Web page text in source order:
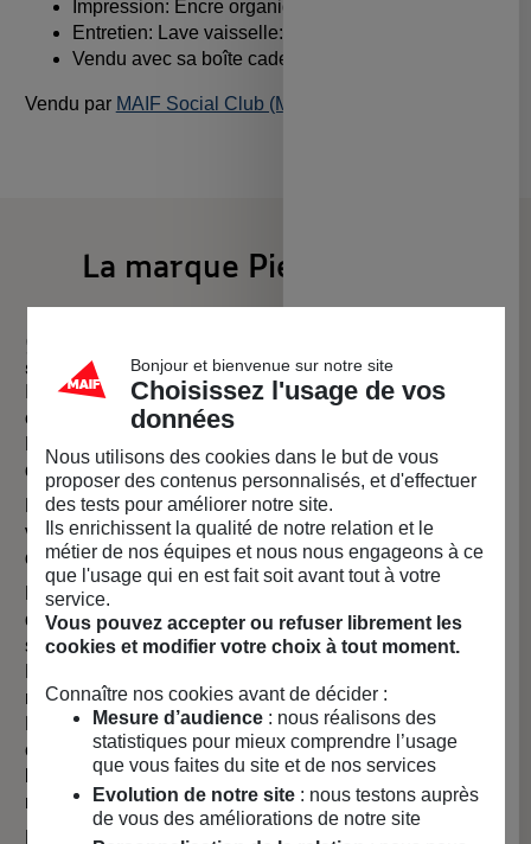
Impression: Encre organique
Entretien: Lave vaisselle: Ok - Micro-onde: Ok
Vendu avec sa boîte cadeau individuelle
Vendu par MAIF Social Club (MAIF)
La marque Pied de Poule
🍽️ L’art de la table réinventé avec passion et
souvenirs
Il y a maintenant une dizaine d’années que nous avons
créé la marque Pied de Poule tout juste diplômées de l’
de mode de l’ESAA Duperré pour l’autre.
Rien de très rationnel dans le choix initial de faire de la
vaisselle mis à part notre amour de la bonne bouffe et
des grandes tablées !
Pied de Poule est avant tout une histoire de famille 🧑‍🧑‍🧒‍🧒
qui nous ressemble et nous fédère autour de nos
souvenirs d’enfance passée sur le bassin d’Arcachon !
nous avons gardé en mémoire les nappes de Paule
Marrot, les serviettes en vichy rouge, la porcelaine
chinoise pour boire le thé, le service “Choux” et toutes les
barbotines portugaises kitch de notre grand-mère
maternelle Claudine !
Ensemble, nous co-créons les collections qui revisitent,
Bonjour et bienvenue sur notre site
Choisissez l'usage de vos
données
Nous utilisons des cookies dans le but de vous
proposer des contenus personnalisés, et d'effectuer
des tests pour améliorer notre site.
Ils enrichissent la qualité de notre relation et le
métier de nos équipes et nous nous engageons à ce
que l'usage qui en est fait soit avant tout à votre
service.
Vous pouvez accepter ou refuser librement les
cookies et modifier votre choix à tout moment.
Connaître nos cookies avant de décider :
Mesure d’audience: nous réalisons des
statistiques pour mieux comprendre l’usage
que vous faites du site et de nos services
Evolution de notre site: nous testons auprès
de vous des améliorations de notre site